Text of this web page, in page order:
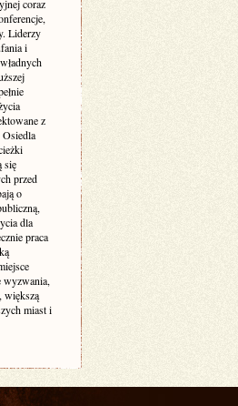
coraz
Liderzy
i
z
się
przed
o
dla
praca
wyzwania,
większą
miast i